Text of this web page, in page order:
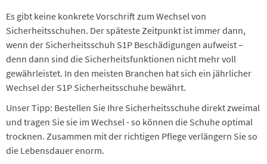
Es gibt keine konkrete Vorschrift zum Wechsel von
Sicherheitsschuhen. Der späteste Zeitpunkt ist immer dann,
wenn der Sicherheitsschuh S1P Beschädigungen aufweist –
denn dann sind die Sicherheitsfunktionen nicht mehr voll
gewährleistet. In den meisten Branchen hat sich ein jährlicher
Wechsel der S1P Sicherheitsschuhe bewährt.
Unser Tipp: Bestellen Sie Ihre Sicherheitsschuhe direkt zweimal
und tragen Sie sie im Wechsel - so können die Schuhe optimal
trocknen. Zusammen mit der richtigen Pflege verlängern Sie so
die Lebensdauer enorm.